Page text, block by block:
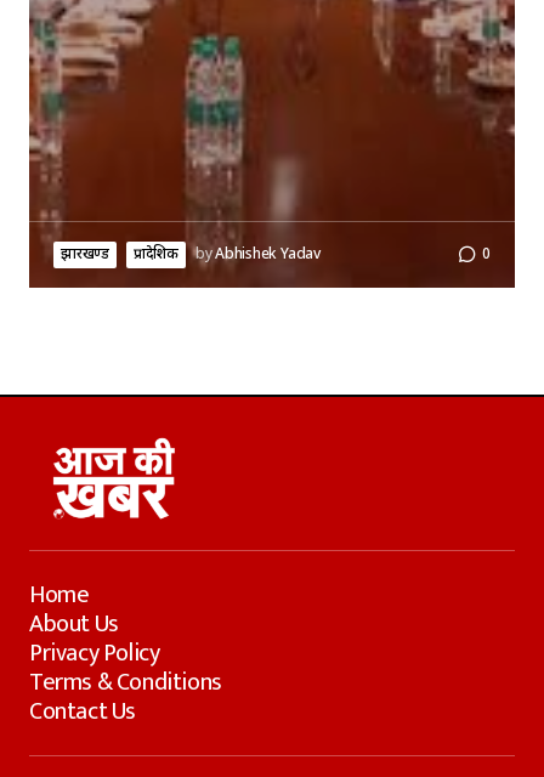
झारखण्ड प्रादेशिक byAbhishek Yadav 0
Home
About Us
Privacy Policy
Terms & Conditions
Contact Us